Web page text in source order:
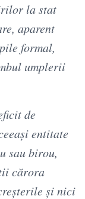
la stat
aparent
formal,
umplerii
de
entitate
sau birou,
cărora
și nici